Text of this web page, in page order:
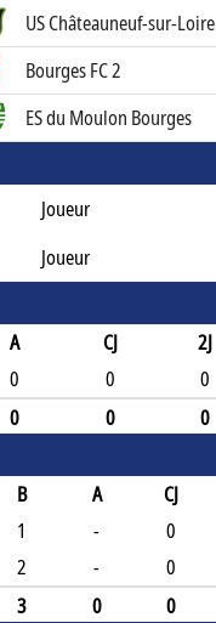
US Châteauneuf-sur-Loire
Bourges FC 2
ES du Moulon Bourges
Joueur
Joueur
A CJ 2J
0 0 0
0 0 0
B A CJ
1 - 0
2 - 0
3 0 0